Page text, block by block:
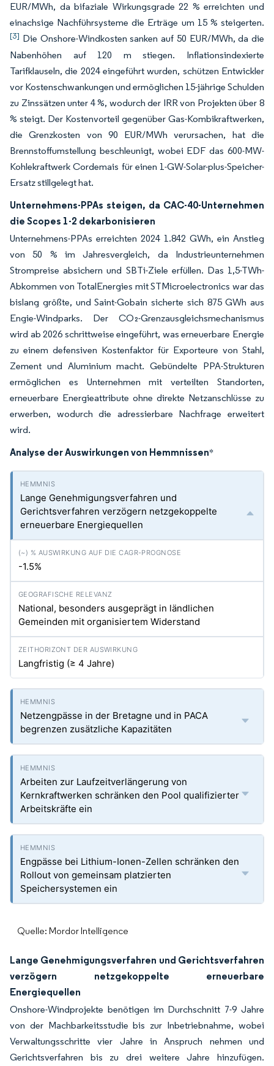
EUR/MWh, da bifaziale Wirkungsgrade 22 % erreichten und
einachsige Nachführsysteme die Erträge um 15 % steigerten.
[3] Die Onshore-Windkosten sanken auf 50 EUR/MWh, da die
Nabenhöhen auf 120 m stiegen. Inflationsindexierte
Tarifklauseln, die 2024 eingeführt wurden, schützen Entwickler
vor Kostenschwankungen und ermöglichen 15-jährige Schulden
zu Zinssätzen unter 4 %, wodurch der IRR von Projekten über 8
% steigt. Der Kostenvorteil gegenüber Gas-Kombikraftwerken,
die Grenzkosten von 90 EUR/MWh verursachen, hat die
Brennstoffumstellung beschleunigt, wobei EDF das 600-MW-
Kohlekraftwerk Cordemais für einen 1-GW-Solar-plus-Speicher-
Ersatz stillgelegt hat.
Unternehmens-PPAs steigen, da CAC-40-Unternehmen
die Scopes 1-2 dekarbonisieren
Unternehmens-PPAs erreichten 2024 1.842 GWh, ein Anstieg
von 50 % im Jahresvergleich, da Industrieunternehmen
Strompreise absichern und SBTi-Ziele erfüllen. Das 1,5-TWh-
Abkommen von TotalEnergies mit STMicroelectronics war das
bislang größte, und Saint-Gobain sicherte sich 875 GWh aus
Engie-Windparks. Der CO₂-Grenzausgleichsmechanismus
wird ab 2026 schrittweise eingeführt, was erneuerbare Energie
zu einem defensiven Kostenfaktor für Exporteure von Stahl,
Zement und Aluminium macht. Gebündelte PPA-Strukturen
ermöglichen es Unternehmen mit verteilten Standorten,
erneuerbare Energieattribute ohne direkte Netzanschlüsse zu
erwerben, wodurch die adressierbare Nachfrage erweitert
wird.
Analyse der Auswirkungen von Hemmnissen*
Lange Genehmigungsverfahren und
Gerichtsverfahren verzögern netzgekoppelte
erneuerbare Energiequellen
-1.5%
National, besonders ausgeprägt in ländlichen
Gemeinden mit organisiertem Widerstand
Langfristig (≥ 4 Jahre)
Netzengpässe in der Bretagne und in PACA
begrenzen zusätzliche Kapazitäten
Arbeiten zur Laufzeitverlängerung von
Kernkraftwerken schränken den Pool qualifizierter
Arbeitskräfte ein
Engpässe bei Lithium-Ionen-Zellen schränken den
Rollout von gemeinsam platzierten
Speichersystemen ein
Quelle: Mordor Intelligence
Lange Genehmigungsverfahren und Gerichtsverfahren
verzögern netzgekoppelte erneuerbare
Energiequellen
Onshore-Windprojekte benötigen im Durchschnitt 7-9 Jahre
von der Machbarkeitsstudie bis zur Inbetriebnahme, wobei
Verwaltungsschritte vier Jahre in Anspruch nehmen und
Gerichtsverfahren bis zu drei weitere Jahre hinzufügen.